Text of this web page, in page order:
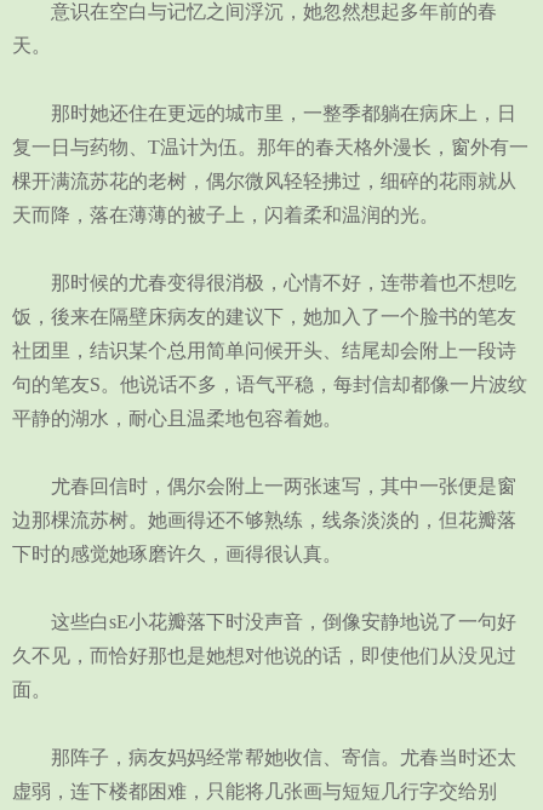
意识在空白与记忆之间浮沉，她忽然想起多年前的春
天。
那时她还住在更远的城市里，一整季都躺在病床上，日
复一日与药物、T温计为伍。那年的春天格外漫长，窗外有一
棵开满流苏花的老树，偶尔微风轻轻拂过，细碎的花雨就从
天而降，落在薄薄的被子上，闪着柔和温润的光。
那时候的尤春变得很消极，心情不好，连带着也不想吃
饭，後来在隔壁床病友的建议下，她加入了一个脸书的笔友
社团里，结识某个总用简单问候开头、结尾却会附上一段诗
句的笔友S。他说话不多，语气平稳，每封信却都像一片波纹
平静的湖水，耐心且温柔地包容着她。
尤春回信时，偶尔会附上一两张速写，其中一张便是窗
边那棵流苏树。她画得还不够熟练，线条淡淡的，但花瓣落
下时的感觉她琢磨许久，画得很认真。
这些白sE小花瓣落下时没声音，倒像安静地说了一句好
久不见，而恰好那也是她想对他说的话，即使他们从没见过
面。
那阵子，病友妈妈经常帮她收信、寄信。尤春当时还太
虚弱，连下楼都困难，只能将几张画与短短几行字交给别